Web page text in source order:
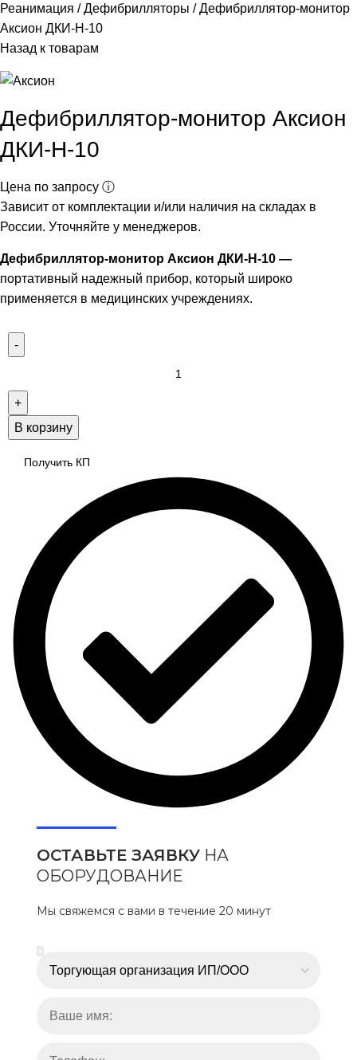
Реанимация
Дефибрилляторы
Дефибриллятор-монитор
Аксион ДКИ-Н-10
Назад к товарам
Дефибриллятор-монитор Аксион
ДКИ-Н-10
Цена по запросу ⓘ
Зависит от комплектации и/или наличия на складах в
России. Уточняйте у менеджеров.
Дефибриллятор-монитор Аксион ДКИ-Н-10 —
портативный надежный прибор, который широко
применяется в медицинских учреждениях.
В корзину
Получить КП
ОСТАВЬТЕ ЗАЯВКУНА
ОБОРУДОВАНИЕ
Мы свяжемся с вами в течение 20 минут